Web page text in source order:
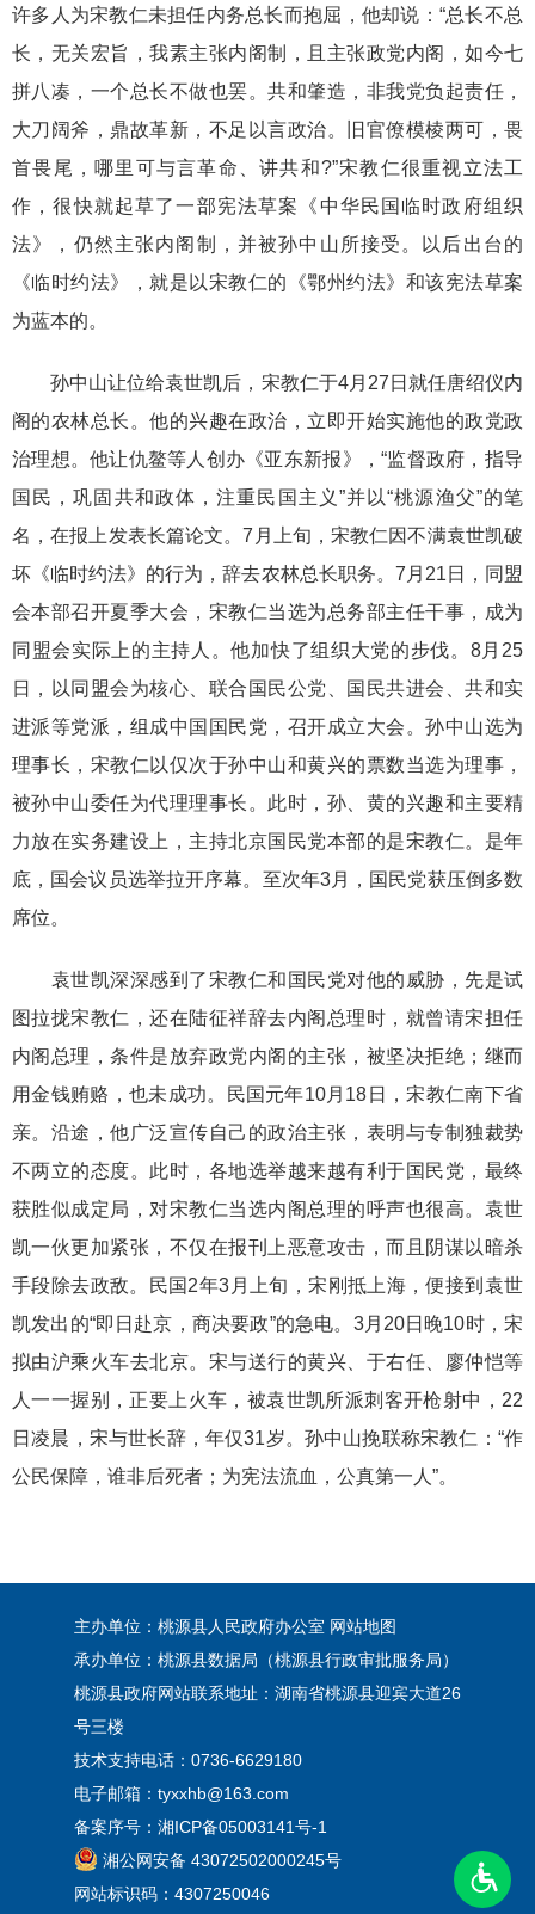
许多人为宋教仁未担任内务总长而抱屈，他却说：“总长不总
长，无关宏旨，我素主张内阁制，且主张政党内阁，如今七
拼八凑，一个总长不做也罢。共和肇造，非我党负起责任，
大刀阔斧，鼎故革新，不足以言政治。旧官僚模棱两可，畏
首畏尾，哪里可与言革命、讲共和?”宋教仁很重视立法工
作，很快就起草了一部宪法草案《中华民国临时政府组织
法》，仍然主张内阁制，并被孙中山所接受。以后出台的
《临时约法》，就是以宋教仁的《鄂州约法》和该宪法草案
为蓝本的。
孙中山让位给袁世凯后，宋教仁于4月27日就任唐绍仪内
阁的农林总长。他的兴趣在政治，立即开始实施他的政党政
治理想。他让仇鳌等人创办《亚东新报》，“监督政府，指导
国民，巩固共和政体，注重民国主义”并以“桃源渔父”的笔
名，在报上发表长篇论文。7月上旬，宋教仁因不满袁世凯破
坏《临时约法》的行为，辞去农林总长职务。7月21日，同盟
会本部召开夏季大会，宋教仁当选为总务部主任干事，成为
同盟会实际上的主持人。他加快了组织大党的步伐。8月25
日，以同盟会为核心、联合国民公党、国民共进会、共和实
进派等党派，组成中国国民党，召开成立大会。孙中山选为
理事长，宋教仁以仅次于孙中山和黄兴的票数当选为理事，
被孙中山委任为代理理事长。此时，孙、黄的兴趣和主要精
力放在实务建设上，主持北京国民党本部的是宋教仁。是年
底，国会议员选举拉开序幕。至次年3月，国民党获压倒多数
席位。
袁世凯深深感到了宋教仁和国民党对他的威胁，先是试
图拉拢宋教仁，还在陆征祥辞去内阁总理时，就曾请宋担任
内阁总理，条件是放弃政党内阁的主张，被坚决拒绝；继而
用金钱贿赂，也未成功。民国元年10月18日，宋教仁南下省
亲。沿途，他广泛宣传自己的政治主张，表明与专制独裁势
不两立的态度。此时，各地选举越来越有利于国民党，最终
获胜似成定局，对宋教仁当选内阁总理的呼声也很高。袁世
凯一伙更加紧张，不仅在报刊上恶意攻击，而且阴谋以暗杀
手段除去政敌。民国2年3月上旬，宋刚抵上海，便接到袁世
凯发出的“即日赴京，商决要政”的急电。3月20日晚10时，宋
拟由沪乘火车去北京。宋与送行的黄兴、于右任、廖仲恺等
人一一握别，正要上火车，被袁世凯所派刺客开枪射中，22
日凌晨，宋与世长辞，年仅31岁。孙中山挽联称宋教仁：“作
公民保障，谁非后死者；为宪法流血，公真第一人”。
主办单位：桃源县人民政府办公室 网站地图
承办单位：桃源县数据局（桃源县行政审批服务局）
桃源县政府网站联系地址：湖南省桃源县迎宾大道26
号三楼
技术支持电话：0736-6629180
电子邮箱：tyxxhb@163.com
备案序号： 湘ICP备05003141号-1
湘公网安备 43072502000245号
网站标识码：4307250046